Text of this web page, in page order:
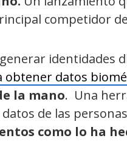
competidor
identidades
obtener datos
la mano. Una
de las
como lo ha